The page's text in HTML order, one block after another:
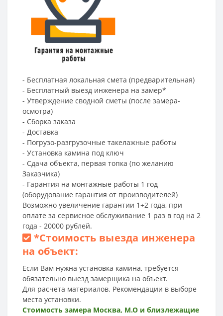
- Бесплатная локальная смета (предварительная)
- Бесплатный выезд инженера на замер*
- Утверждение сводной сметы (после замера-
осмотра)
- Сборка заказа
- Доставка
- Погрузо-разгрузочные такелажные работы
- Установка камина под ключ
- Сдача объекта, первая топка (по желанию
Заказчика)
- Гарантия на монтажные работы 1 год
(оборудование гарантия от производителей)
Возможно увеличение гарантии 1+2 года, при
оплате за сервисное обслуживание 1 раз в год на 2
года - 20000 рублей.
*Стоимость выезда инженера
на объект:
Если Вам нужна установка камина, требуется
обязательно выезд замерщика на объект.
Для расчета материалов. Рекомендации в выборе
места установки.
Стоимость замера Москва, М.О и близлежащие